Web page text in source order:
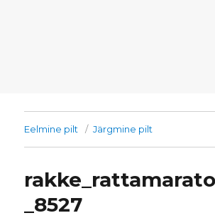
Eelmine pilt Järgmine pilt
_8527